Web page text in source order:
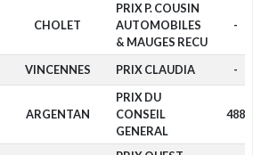
CHOLET
PRIX P. COUSIN
AUTOMOBILES
& MAUGES RECU
-
VINCENNES PRIX CLAUDIA -
ARGENTAN
PRIX DU
CONSEIL
GENERAL
488